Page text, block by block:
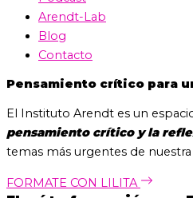
Arendt-Lab
Blog
Contacto
Pensamiento crítico para
El Instituto Arendt es un
pensamiento crítico y la
temas más urgentes de nuestra
FORMATE CON LILITA